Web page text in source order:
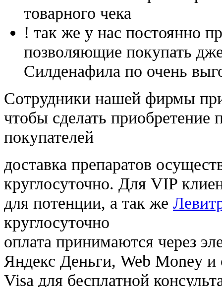
товарного чека
! так же у нас постоянно
позволяющие покупать
Силденафила по очень
Cотрудники нашей фирмы
чтобы сделать приобретение
покупателей
доставка препаратов
круглосуточно. Для VIP
для потенции, а так же
круглосуточно
оплата принимаются через
Яндекс Деньги, Web Money и
Visa для бесплатной